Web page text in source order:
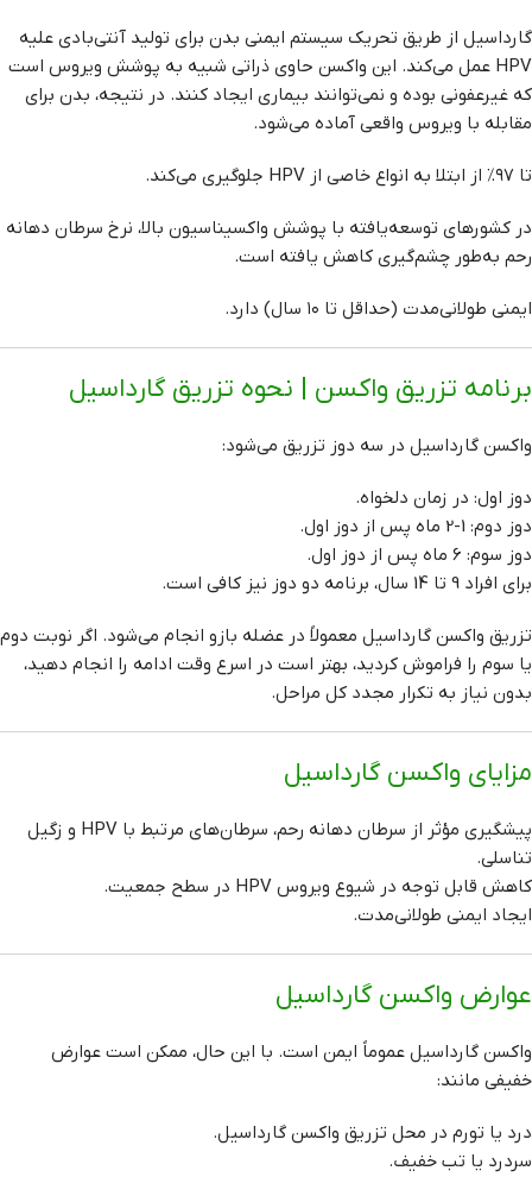
گارداسیل از طریق تحریک سیستم ایمنی بدن برای تولید آنتی‌بادی علیه
HPV عمل می‌کند. این واکسن حاوی ذراتی شبیه به پوشش ویروس است
که غیرعفونی بوده و نمی‌توانند بیماری ایجاد کنند. در نتیجه، بدن برای
مقابله با ویروس واقعی آماده می‌شود.
تا ۹۷٪ از ابتلا به انواع خاصی از HPV جلوگیری می‌کند.
در کشورهای توسعه‌یافته با پوشش واکسیناسیون بالا، نرخ سرطان دهانه
رحم به‌طور چشم‌گیری کاهش یافته است.
ایمنی طولانی‌مدت (حداقل تا ۱۰ سال) دارد.
برنامه تزریق واکسن | نحوه تزریق گارداسیل
واکسن گارداسیل در سه دوز تزریق می‌شود:
دوز اول: در زمان دلخواه.
دوز دوم: 1-2 ماه پس از دوز اول.
دوز سوم: 6 ماه پس از دوز اول.
برای افراد 9 تا 14 سال، برنامه دو دوز نیز کافی است.
تزریق واکسن گارداسیل معمولاً در عضله بازو انجام می‌شود. اگر نوبت دوم
یا سوم را فراموش کردید، بهتر است در اسرع وقت ادامه را انجام دهید،
بدون نیاز به تکرار مجدد کل مراحل.
مزایای واکسن گارداسیل
پیشگیری مؤثر از سرطان دهانه رحم، سرطان‌های مرتبط با HPV و زگیل
تناسلی.
کاهش قابل توجه در شیوع ویروس HPV در سطح جمعیت.
ایجاد ایمنی طولانی‌مدت.
عوارض واکسن گارداسیل
واکسن گارداسیل عموماً ایمن است. با این حال، ممکن است عوارض
خفیفی مانند:
درد یا تورم در محل تزریق واکسن گارداسیل.
سردرد یا تب خفیف.